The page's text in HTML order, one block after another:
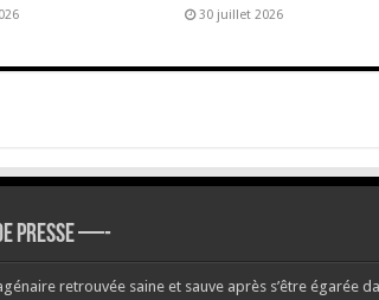
30 juillet 2026
PRESSE —-
retrouvée saine et sauve après s’être égarée